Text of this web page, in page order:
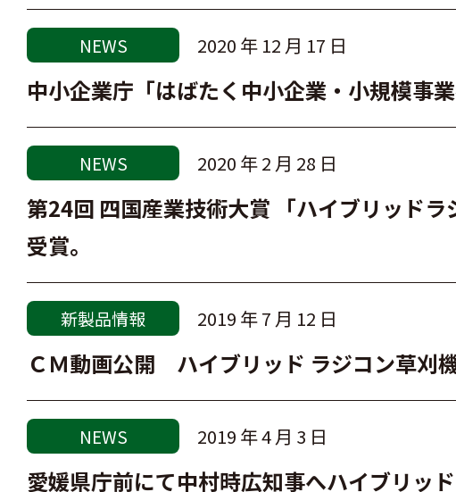
NEWS 2020 年 12 月 17 日
中小企業庁「はばたく中小企業・小規模事
NEWS 2020 年 2 月 28 日
第24回 四国産業技術大賞 「ハイブリッド
受賞。
新製品情報 2019 年 7 月 12 日
ＣＭ動画公開 ハイブリッド ラジコン草刈
NEWS 2019 年 4 月 3 日
愛媛県庁前にて中村時広知事へハイブリッ